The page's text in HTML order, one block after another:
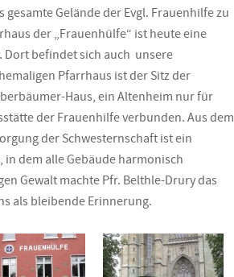
gesamte Gelände der Evgl. Frauenhilfe zu
der „Frauenhülfe“ ist heute eine
befindet sich auch unsere
Pfarrhaus ist der Sitz der
Haus, ein Altenheim nur für
der Frauenhilfe verbunden. Aus dem
der Schwesternschaft ist ein
dem alle Gebäude harmonisch
Gewalt machte Pfr. Belthle-Drury das
als bleibende Erinnerung.